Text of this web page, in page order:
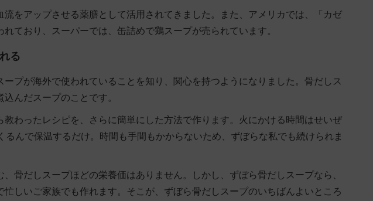
流をアップさせる薬膳として活用されてきました。また、アメリカでは、「カゼ
ており、スーパーでは、缶詰めで鶏スープが売られています。
る
プが海外で使われていることを知り、関心を持つようになりました。骨だしス
んだスープのことです。
教わったレシピを、さらに簡単にした方法で作ります。火にかける時間はせいぜ
るんで保温するだけ。時間も手間もかからないため、ずぼらな私でも続けられま
骨だしスープほどの栄養価はありません。しかし、ずぼら骨だしスープなら、
忙しいご家族でも作れます。そこが、ずぼら骨だしスープのいちばんよいところ